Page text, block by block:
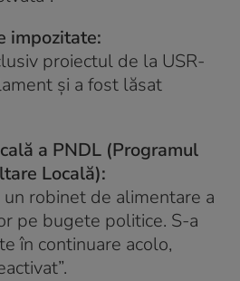
impozitate:
proiectul de la USR-
și a fost lăsat
a PNDL (Programul
Locală):
un robinet de alimentare a
pe bugete politice. S-a
în continuare acolo,